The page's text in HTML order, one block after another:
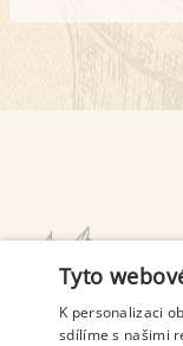
Tyto
K personalizaci
sdílíme s našimi